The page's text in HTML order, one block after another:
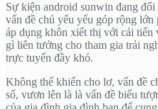
Sự kiện android sunwin đang
vấn đề chủ yếu yếu góp rộng
áp dụng khôn xiết thị với cải tiến
gì liên tưởng cho tham gia trải
trực tuyến đầy khó.
Không thể khiến cho lơ, vấn đề
số, vươn lên là là vấn đề biểu